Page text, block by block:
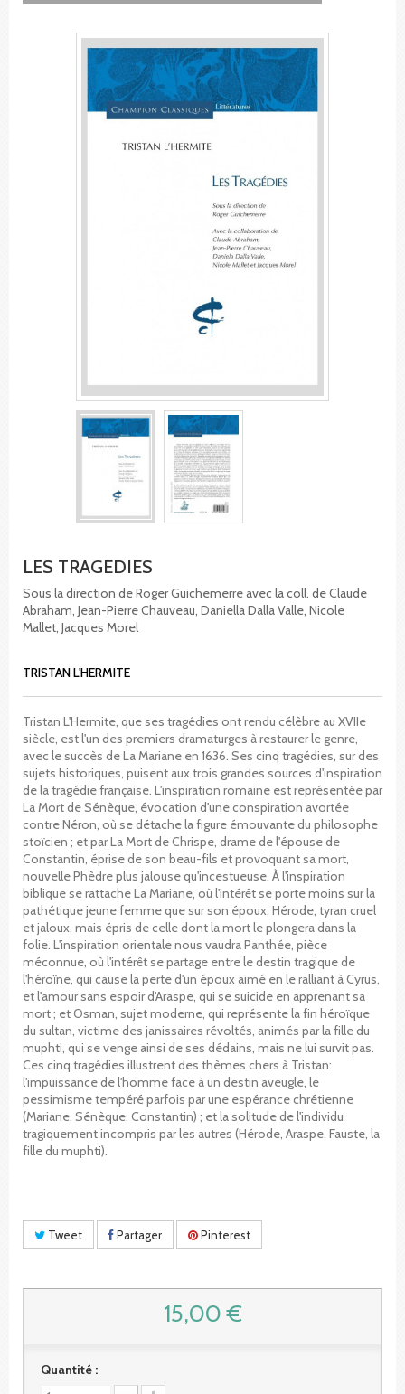
LES TRAGEDIES
Sous la direction de Roger Guichemerre avec la coll. de Claude
Abraham, Jean-Pierre Chauveau, Daniella Dalla Valle, Nicole
Mallet, Jacques Morel
TRISTAN L'HERMITE
Tristan L'Hermite, que ses tragédies ont rendu célèbre au XVIIe
siècle, est l'un des premiers dramaturges à restaurer le genre,
avec le succès de La Mariane en 1636. Ses cinq tragédies, sur des
sujets historiques, puisent aux trois grandes sources d'inspiration
de la tragédie française. L'inspiration romaine est représentée par
La Mort de Sénèque, évocation d'une conspiration avortée
contre Néron, où se détache la figure émouvante du philosophe
stoïcien ; et par La Mort de Chrispe, drame de l'épouse de
Constantin, éprise de son beau-fils et provoquant sa mort,
nouvelle Phèdre plus jalouse qu'incestueuse. À l'inspiration
biblique se rattache La Mariane, où l'intérêt se porte moins sur la
pathétique jeune femme que sur son époux, Hérode, tyran cruel
et jaloux, mais épris de celle dont la mort le plongera dans la
folie. L'inspiration orientale nous vaudra Panthée, pièce
méconnue, où l'intérêt se partage entre le destin tragique de
l'héroïne, qui cause la perte d'un époux aimé en le ralliant à Cyrus,
et l'amour sans espoir d'Araspe, qui se suicide en apprenant sa
mort ; et Osman, sujet moderne, qui représente la fin héroïque
du sultan, victime des janissaires révoltés, animés par la fille du
muphti, qui se venge ainsi de ses dédains, mais ne lui survit pas.
Ces cinq tragédies illustrent des thèmes chers à Tristan:
l'impuissance de l'homme face à un destin aveugle, le
pessimisme tempéré parfois par une espérance chrétienne
(Mariane, Sénèque, Constantin) ; et la solitude de l'individu
tragiquement incompris par les autres (Hérode, Araspe, Fauste, la
fille du muphti).
Tweet Partager Pinterest
15,00 €
Quantité :